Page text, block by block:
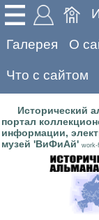
Галерея О
Что с сайтом
Исторический
портал
информации,
музей 'ВиФиАй' work-